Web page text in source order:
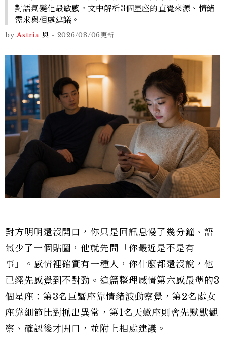
對語氣變化最敏感。文中解析3個星座的直覺來源、情緒
需求與相處建議。
by Astria 與 - 2026/08/06更新
對方明明還沒開口，你只是回訊息慢了幾分鐘、語
氣少了一個貼圖，他就先問「你最近是不是有
事」。感情裡確實有一種人，你什麼都還沒說，他
已經先感覺到不對勁。這篇整理感情第六感最準的3
個星座：第3名巨蟹座靠情緒波動察覺，第2名處女
座靠細節比對抓出異常，第1名天蠍座則會先默默觀
察、確認後才開口，並附上相處建議。